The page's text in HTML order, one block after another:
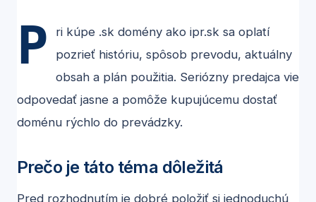
P
ri kúpe .sk domény ako ipr.sk sa oplatí
pozrieť históriu, spôsob prevodu, aktuálny
obsah a plán použitia. Seriózny predajca vie
odpovedať jasne a pomôže kupujúcemu dostať
doménu rýchlo do prevádzky.
Prečo je táto téma dôležitá
Pred rozhodnutím je dobré položiť si jednoduchú